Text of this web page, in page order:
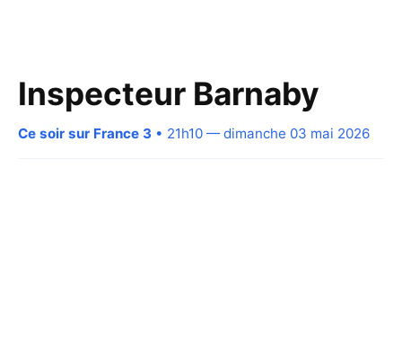
Inspecteur Barnaby
Ce soir sur France 3 • 21h10 — dimanche 03 mai 2026